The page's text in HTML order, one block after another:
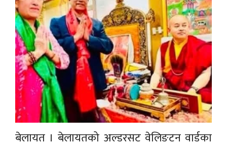
बेलायत । बेलायतको अल्डरसट वेलिङटन वार्डका